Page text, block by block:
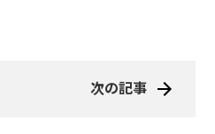
次の記事